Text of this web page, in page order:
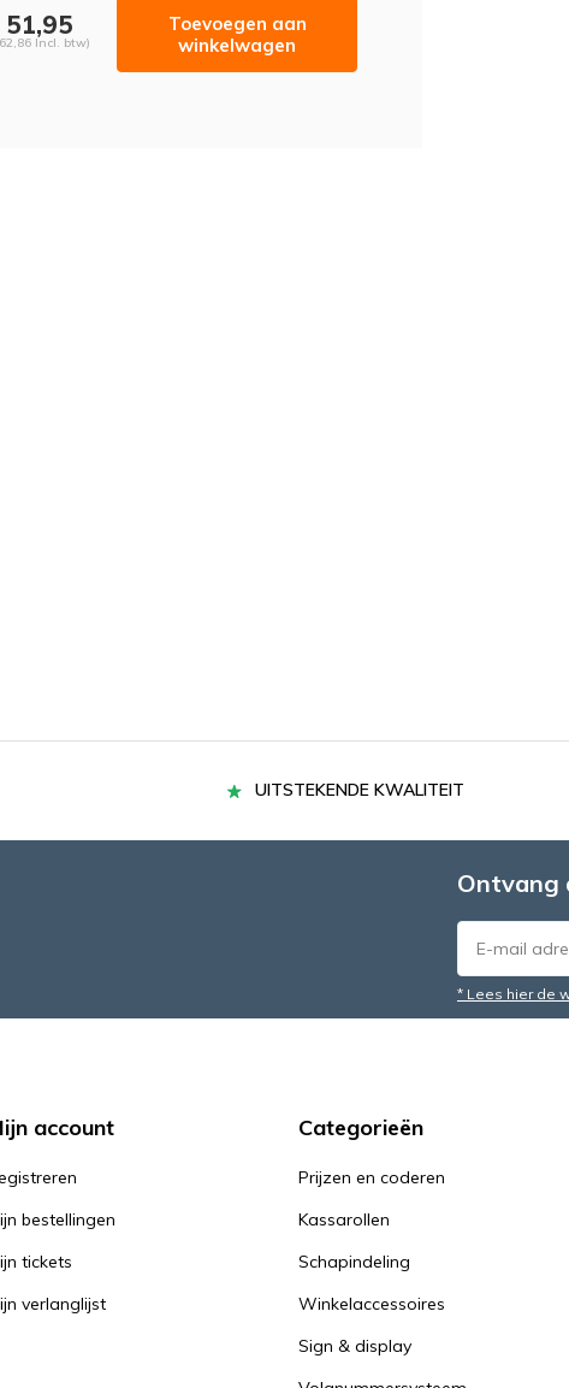
51,95
Incl. btw)
Toevoegen aan
winkelwagen
UITSTEKENDE KWALITEIT
Ontvang
* Lees hier de
account
bestellingen
tickets
verlanglijst
Categorieën
Prijzen en coderen
Kassarollen
Schapindeling
Winkelaccessoires
Sign & display